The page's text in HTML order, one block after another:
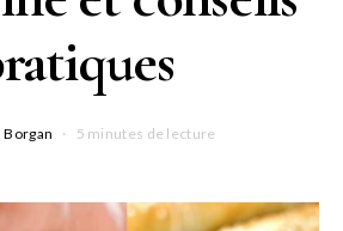
Borgan 5 minutes de lecture